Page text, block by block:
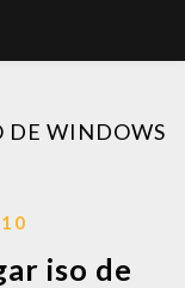
DE WINDOWS
iso de